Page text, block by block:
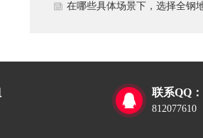
应包含哪些内容？有哪些“小问
我们该如何科学选型？除了预
全钢防静电地板。听说它的安
错的环节，以及如何建立有效
维护制度来保障其长期稳定运
在哪些具体场景下，选择全钢

联系QQ：
812077610